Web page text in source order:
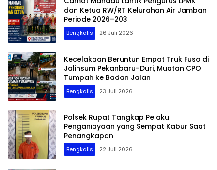
dan Ketua RW/RT Kelurahan Air Jamban
Periode 2026–203
Bengkalis 26 Juli 2026
Kecelakaan Beruntun Empat Truk Fuso di
Jalinsum Pekanbaru–Duri, Muatan CPO
Tumpah ke Badan Jalan
Bengkalis 23 Juli 2026
Polsek Rupat Tangkap Pelaku
Penganiayaan yang Sempat Kabur Saat
Penangkapan
Bengkalis 22 Juli 2026